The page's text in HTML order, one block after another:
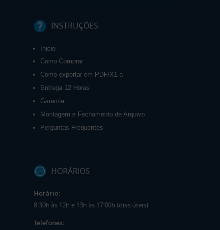
INSTRUÇÕES
Inicio
Como Comprar
Como exportar em PDF/X1-a
Entrega 12 Horas
Garantia
Montagem e Fechamento de Arquivo
Perguntas Frequentes
HORÁRIOS
Horário:
8:30h às 12h e 13h às 17:00h (dias úteis).
Telefones: